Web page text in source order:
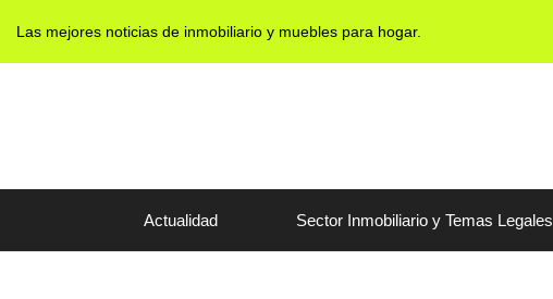
Las mejores noticias de inmobiliario y muebles para hogar.
Actualidad Sector Inmobiliario y Temas Legales